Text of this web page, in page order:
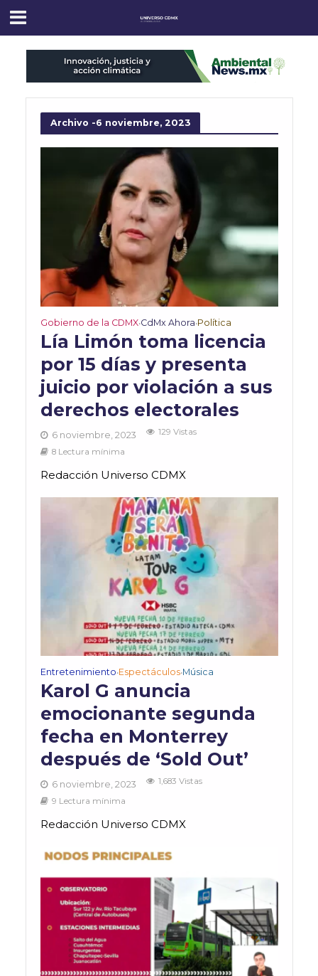
Archivo -6 noviembre, 2023
Gobierno de la CDMX•CdMx Ahora•Política
Lía Limón toma licencia
por 15 días y presenta
juicio por violación a sus
derechos electorales
6 noviembre, 2023
129 Vistas
8 Lectura mínima
Redacción Universo CDMX
Entretenimiento•Espectáculos•Música
Karol G anuncia
emocionante segunda
fecha en Monterrey
después de ‘Sold Out’
6 noviembre, 2023
1,683 Vistas
9 Lectura mínima
Redacción Universo CDMX